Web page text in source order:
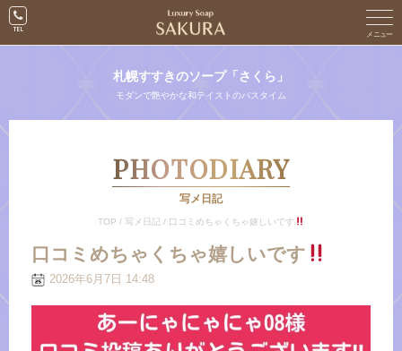
札幌すすきのソープ「さくら」
モダンで艶やかな和テイストのバスタイム
PHOTODIARY
写メ日記
TOP / 写メ日記 / 口コミめちゃくちゃ嬉しいです
口コミめちゃくちゃ嬉しいです
2026年6月7日 14:48